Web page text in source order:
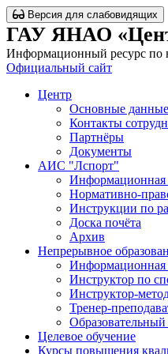
Версия для слабовидящих
ГАУ ЯНАО
Информационный ресурс по
Официальный сайт
Центр
Основные данные
Контакты
Партнёры
Документы
АИС "Лспорт"
Информационная
Нормативно-
Инструкции по
Доска почёта
Архив
Непрерывное
Информационная
Инструктор по
Инструктор-
Тренер-
Целевое обучение
Курсы повышения